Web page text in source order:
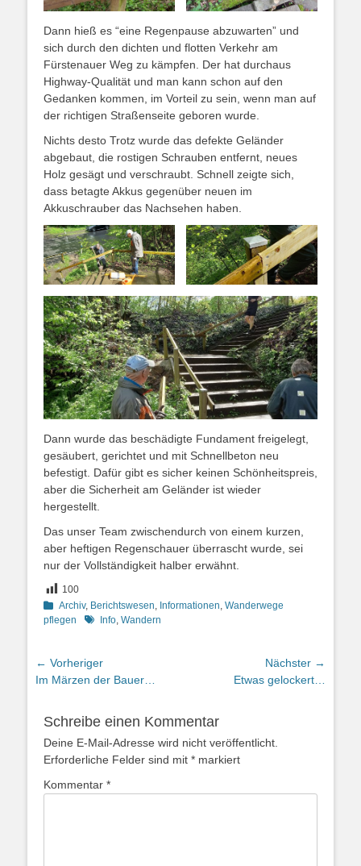
Dann hieß es “eine Regenpause abzuwarten” und
sich durch den dichten und flotten Verkehr am
Fürstenauer Weg zu kämpfen. Der hat durchaus
Highway-Qualität und man kann schon auf den
Gedanken kommen, im Vorteil zu sein, wenn man auf
der richtigen Straßenseite geboren wurde.
Nichts desto Trotz wurde das defekte Geländer
abgebaut, die rostigen Schrauben entfernt, neues
Holz gesägt und verschraubt. Schnell zeigte sich,
dass betagte Akkus gegenüber neuen im
Akkuschrauber das Nachsehen haben.
Dann wurde das beschädigte Fundament freigelegt,
gesäubert, gerichtet und mit Schnellbeton neu
befestigt. Dafür gibt es sicher keinen Schönheitspreis,
aber die Sicherheit am Geländer ist wieder
hergestellt.
Das unser Team zwischendurch von einem kurzen,
aber heftigen Regenschauer überrascht wurde, sei
nur der Vollständigkeit halber erwähnt.
100
Kategorien
Archiv, Berichtswesen Informationen Wanderwege
pflegen
Schlagworte
Info Wandern
Beitragsnavigation
← Vorheriger
Vorheriger
Im Märzen der Bauer…
Nächster →
Etwas gelockert…
Schreibe einen Kommentar
Deine E-Mail-Adresse wird nicht veröffentlicht.
Erforderliche Felder sind mit * markiert
Kommentar *